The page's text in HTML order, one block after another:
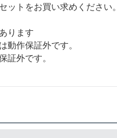
ットをお買い求めください。
ります
動作保証外です。
証外です。